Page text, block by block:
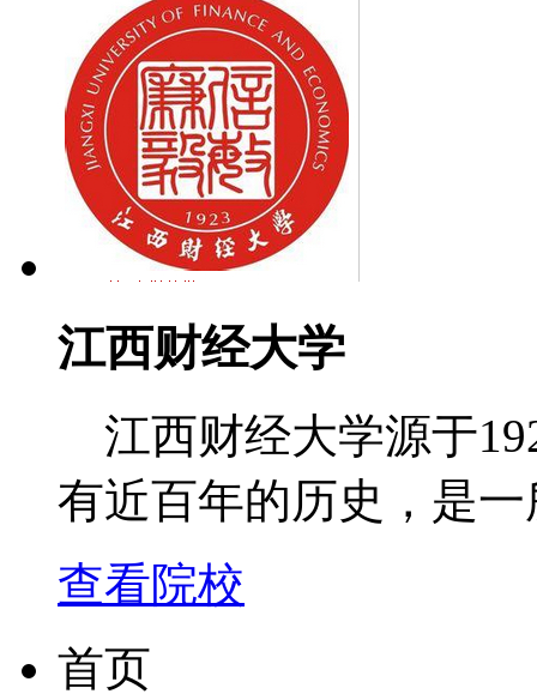
江西财经大学
江西财经大学源于
有近百年的历史，是
查看院校
首页